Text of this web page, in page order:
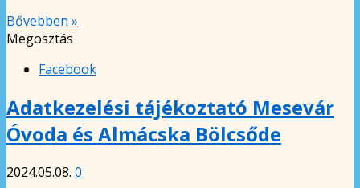
Bővebben »
Megosztás
Facebook
Adatkezelési tájékoztató Mesevár
Óvoda és Almácska Bölcsőde
2024.05.08. 0